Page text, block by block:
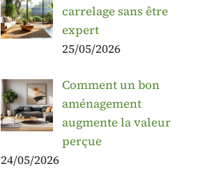
carrelage sans être
expert
25/05/2026
Comment un bon
aménagement
augmente la valeur
perçue
24/05/2026